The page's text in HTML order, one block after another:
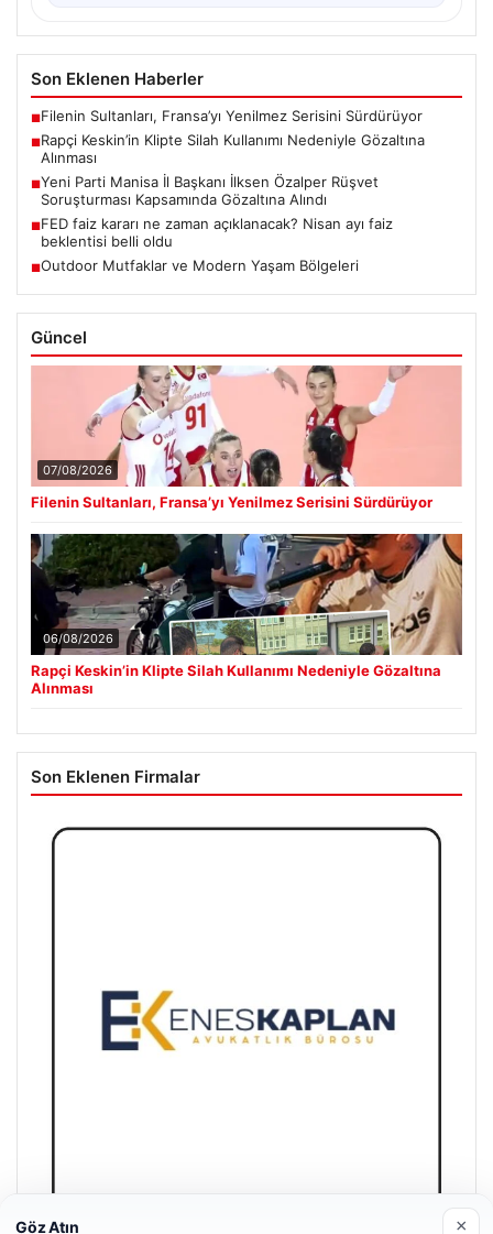
Son Eklenen Haberler
■Filenin Sultanları, Fransa’yı Yenilmez Serisini Sürdürüyor
■Rapçi Keskin’in Klipte Silah Kullanımı Nedeniyle Gözaltına
Alınması
■Yeni Parti Manisa İl Başkanı İlksen Özalper Rüşvet
Soruşturması Kapsamında Gözaltına Alındı
■FED faiz kararı ne zaman açıklanacak? Nisan ayı faiz
beklentisi belli oldu
■Outdoor Mutfaklar ve Modern Yaşam Bölgeleri
Güncel
07/08/2026
Filenin Sultanları, Fransa’yı Yenilmez Serisini Sürdürüyor
06/08/2026
Rapçi Keskin’in Klipte Silah Kullanımı Nedeniyle Gözaltına
Alınması
Son Eklenen Firmalar
Göz Atın ×